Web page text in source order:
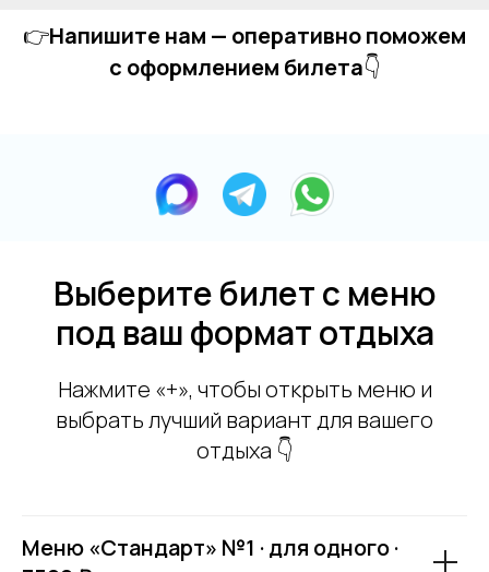
👉Напишите нам — оперативно поможем
с оформлением билета👇
Выберите билет с меню
под ваш формат отдыха
Нажмите «+», чтобы открыть меню и
выбрать лучший вариант для вашего
отдыха 👇
Меню «Стандарт» №1 · для одного ·